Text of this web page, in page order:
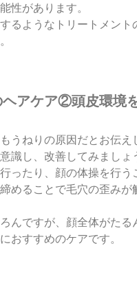
性があります。
るようなトリートメント
アケア②頭皮環境
うねりの原因だとお伝え
識し、改善してみましょ
ったり、顔の体操を行う
めることで毛穴の歪みが
んですが、顔全体がたる
おすすめのケアです。